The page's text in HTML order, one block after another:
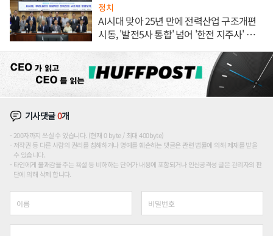
정치
AI시대 맞아 25년 만에 전력산업 구조개편
시동, '발전5사 통합' 넘어 '한전 지주사' 재편
기사댓글0개
200자까지 쓰실 수 있습니다. (현재 0 byte / 최대 400byte)
저작권 등 다른 사람의 권리를 침해하거나 명예를 훼손하는 댓글은 관련 법률에 의해 제재를 받을
수 있습니다.
타인에게 불쾌감을 주는 욕설 등 비하하는 단어가 내용에 포함되거나 인신공격성 글은 관리자의 판
단에 의해 삭제 합니다.